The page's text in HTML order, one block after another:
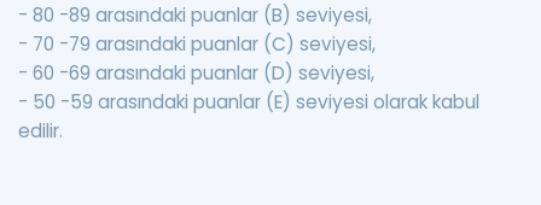
- 80 -89 arasındaki puanlar (B) seviyesi,
- 70 -79 arasındaki puanlar (C) seviyesi,
- 60 -69 arasındaki puanlar (D) seviyesi,
- 50 -59 arasındaki puanlar (E) seviyesi olarak kabul
edilir.